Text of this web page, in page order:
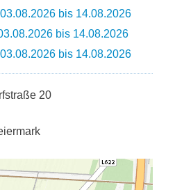
bis 14.08.2026
bis 14.08.2026
bis 14.08.2026
20